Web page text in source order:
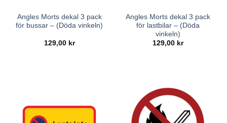
Angles Morts dekal 3 pack
för bussar – (Döda vinkeln)
129,00 kr
Angles Morts dekal 3 pack
för lastbilar – (Döda
vinkeln)
129,00 kr